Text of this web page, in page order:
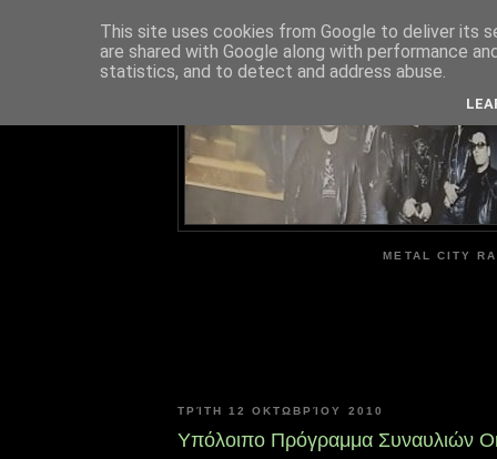
METAL CITY
ΤΡΊΤΗ 12 ΟΚΤΩΒΡΊΟΥ 2010
Υπόλοιπο Πρόγραμμα Συναυλιών
This site uses cookies from Google to deliver its
are shared with Google along with performance
statistics, and to detect and address abuse.